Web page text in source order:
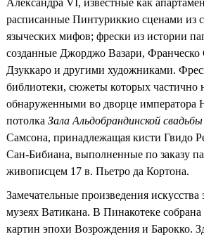
Александра VI, известные как
расписанные Пинтуриккио сценами из
языческих мифов; фрески из истории
созданные Джорджо Вазари, Франческо
Дзуккаро и другими художниками.
библиотеки, сюжеты которых частично
обнаруженными во дворце императора
потолка Зала Альдобрандинской свадьбы
Самсона, принадлежащая кисти Гвидо
Сан-Бибиана, выполненные по заказу
живописцем 17 в. Пьетро да Кортона.
Замечательные произведения
музеях Ватикана. В Пинакотеке собрана
картин эпохи Возрождения и Барокко.